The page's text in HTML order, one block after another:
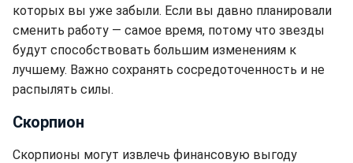
которых вы уже забыли. Если вы давно планировали
сменить работу — самое время, потому что звезды
будут способствовать большим изменениям к
лучшему. Важно сохранять сосредоточенность и не
распылять силы.
Скорпион
Скорпионы могут извлечь финансовую выгоду